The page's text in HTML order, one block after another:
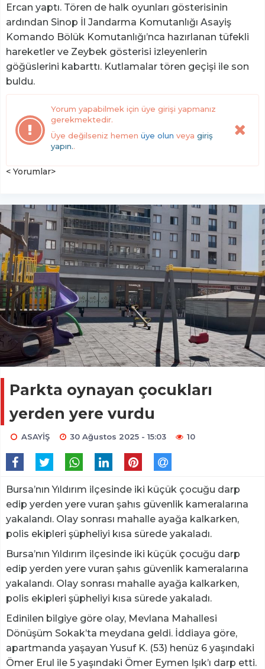
Ercan yaptı. Tören de halk oyunları gösterisinin
ardından Sinop İl Jandarma Komutanlığı Asayiş
Komando Bölük Komutanlığı’nca hazırlanan tüfekli
hareketler ve Zeybek gösterisi izleyenlerin
göğüslerini kabarttı. Kutlamalar tören geçişi ile son
buldu.
Yorum yapabilmek için üye girişi yapmanız
gerekmektedir.
Üye değilseniz hemen üye olun veya giriş
yapın..
< Yorumlar>
Parkta oynayan çocukları
yerden yere vurdu
ASAYİŞ 30 Ağustos 2025 - 15:03 10
Bursa’nın Yıldırım ilçesinde iki küçük çocuğu darp
edip yerden yere vuran şahıs güvenlik kameralarına
yakalandı. Olay sonrası mahalle ayağa kalkarken,
polis ekipleri şüpheliyi kısa sürede yakaladı.
Bursa’nın Yıldırım ilçesinde iki küçük çocuğu darp
edip yerden yere vuran şahıs güvenlik kameralarına
yakalandı. Olay sonrası mahalle ayağa kalkarken,
polis ekipleri şüpheliyi kısa sürede yakaladı.
Edinilen bilgiye göre olay, Mevlana Mahallesi
Dönüşüm Sokak’ta meydana geldi. İddiaya göre,
apartmanda yaşayan Yusuf K. (53) henüz 6 yaşındaki
Ömer Erul ile 5 yaşındaki Ömer Eymen Işık’ı darp etti.